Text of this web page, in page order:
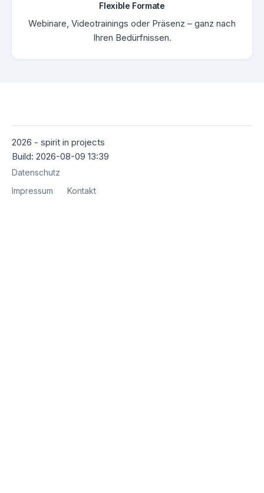
Flexible Formate
Webinare, Videotrainings oder Präsenz – ganz nach
Ihren Bedürfnissen.
2026 - spirit in projects
Build: 2026-08-09 13:39
Datenschutz
Impressum
Kontakt